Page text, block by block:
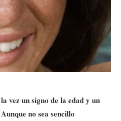
vez un signo de la edad y un
no sea sencillo